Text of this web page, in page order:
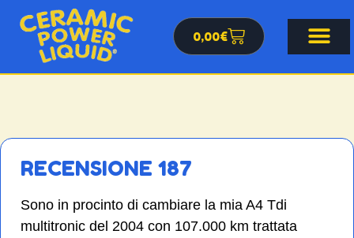
0,00€
RECENSIONE 187
Sono in procinto di cambiare la mia A4 Tdi
multitronic del 2004 con 107.000 km trattata